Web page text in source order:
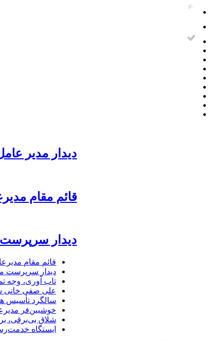
دیدار مدیر
قائم مقام
دیدار سرپرست
قائم مقام
دیدار سرپرست
تاب آوری، وجه
علی صفی خانی
سالگرد تأسیس
خوشبین‌فر
شلاق‌ بی‌برقی،
ایستگاه